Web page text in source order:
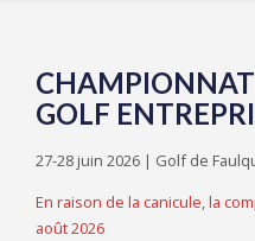
GOLF
27-28 juin 2026 | Golf de
En raison de la canicule, la
août 2026